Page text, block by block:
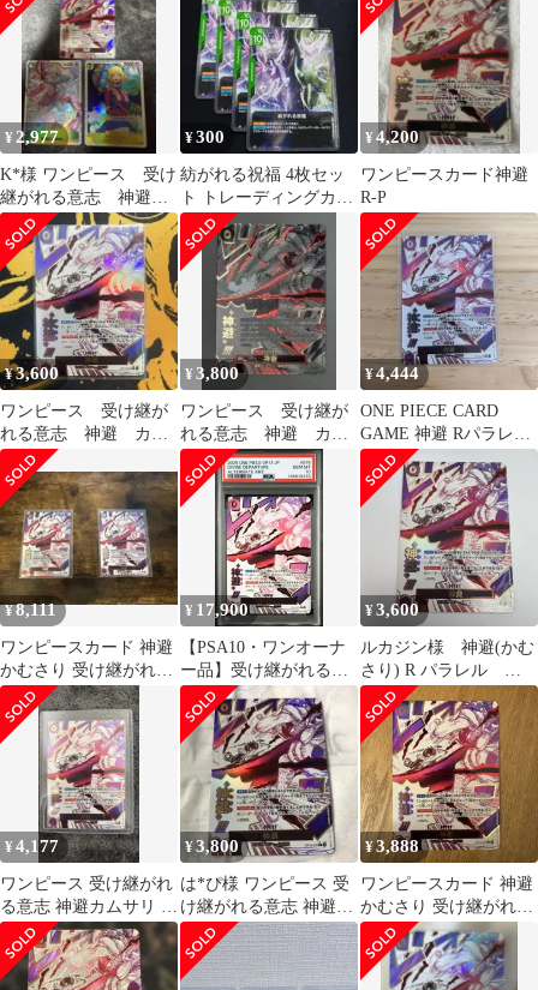
他5枚
¥ 2,977
K*様 ワンピース 受け
継がれる意志 神避R
パラレル OP13-076
¥300
紡がれる祝福 4枚セッ
ト トレーディングカー
ド
¥4,200
ワンピースカード神避
R-P
¥3,600
ワンピース 受け継が
れる意志 神避 カム
サリ R パラレル
OP13-076
¥3,800
ワンピース 受け継が
れる意志 神避 カム
サリ R パラレル
OP13-076
¥4,444
ONE PIECE CARD
GAME 神避 Rパラレル
OP13-076
¥8,111
ワンピースカード 神避
かむさり 受け継がれる
意志
¥ 17,900
【PSA10・ワンオーナ
ー品】受け継がれる意
志 神避 Rパラレル ワン
ピースカード
¥3,600
ルカジン様 神避(かむ
さり) R パラレル
OP10-019
¥4,177
ワンピース 受け継がれ
る意志 神避カムサリ R
パラレル OP13-076
¥3,800
は*ぴ様 ワンピース 受
け継がれる意志 神避カ
ムサリ R パラレル
OP13-0
¥3,888
ワンピースカード 神避
かむさり 受け継がれる
意志